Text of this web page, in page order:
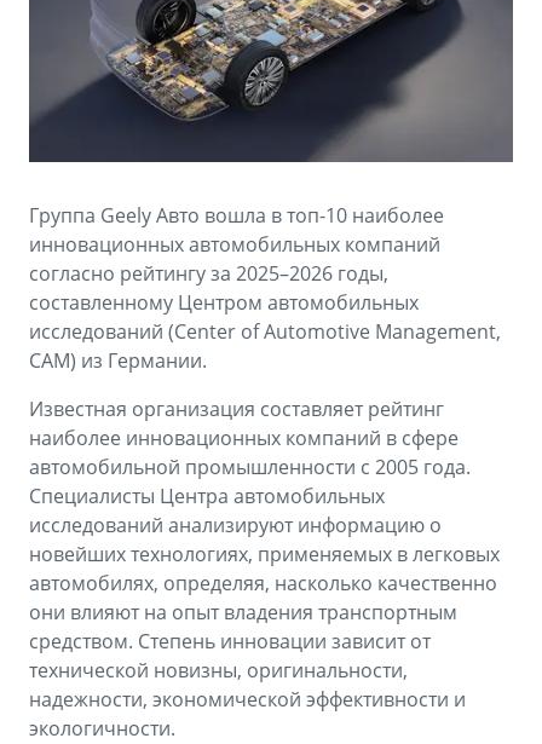
OKAVANGO MONJARO
от 4 349 990 ₽*
PREFACE
от 3 079 990 ₽*
GEELY EX5
от 3 769 990 ₽*
Аксессуары
Зарядные устройства
ФИНАНСЫ И УСЛУГИ
Расчет КАСКО
Страхование
GEELY Лизинг
Советы по эксплуатации
Спецпредложения
ПОДДЕРЖКА
Гарантия Geely
Сервисная книжка
Вопросы и ответы
Группа Geely Авто вошла в топ-10 наиболее
инновационных автомобильных компаний
согласно рейтингу за 2025–2026 годы,
составленному Центром автомобильных
исследований (Center of Automotive Management,
CAM) из Германии.
Известная организация составляет рейтинг
наиболее инновационных компаний в сфере
автомобильной промышленности с 2005 года.
Специалисты Центра автомобильных
исследований анализируют информацию о
новейших технологиях, применяемых в легковых
автомобилях, определяя, насколько качественно
они влияют на опыт владения транспортным
средством. Степень инновации зависит от
технической новизны, оригинальности,
надежности, экономической эффективности и
экологичности.